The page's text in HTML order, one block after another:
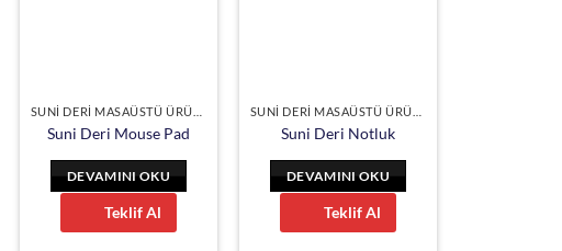
Suni Deri Mouse Pad
DEVAMINI OKU
Teklif Al
Suni Deri Notluk
DEVAMINI OKU
Teklif Al